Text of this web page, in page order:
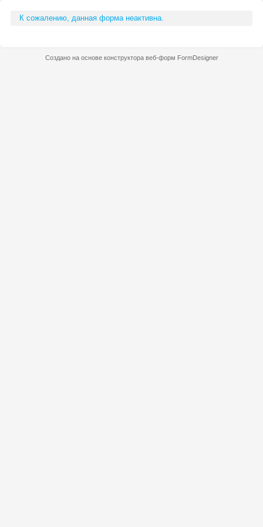
К сожалению, данная форма неактивна.
Создано на основе конструктора веб-форм FormDesigner